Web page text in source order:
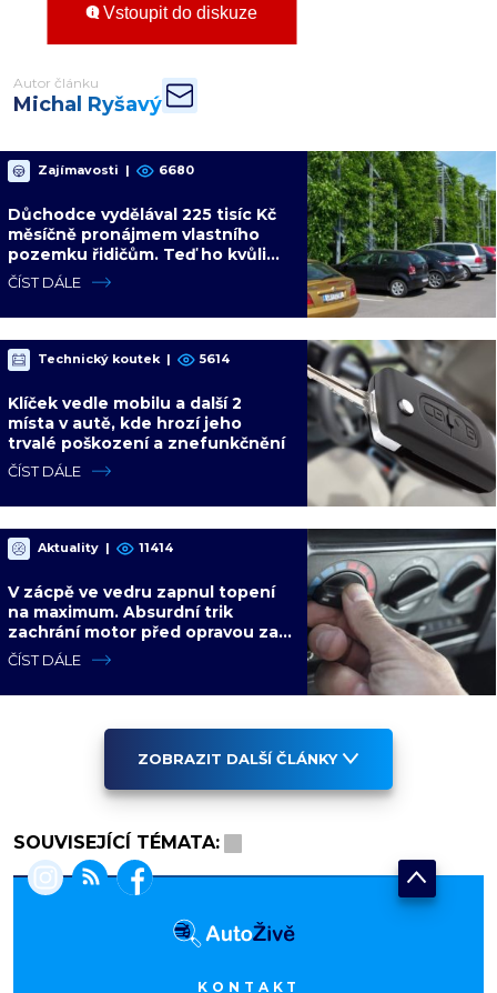
Vstoupit do diskuze
Autor článku
Michal Ryšavý
Zajímavosti | 6680
Důchodce vydělával 225 tisíc Kč
měsíčně pronájmem vlastního
pozemku řidičům. Teď ho kvůli
tomu čeká soud
ČÍST DÁLE
Technický koutek | 5614
Klíček vedle mobilu a další 2
místa v autě, kde hrozí jeho
trvalé poškození a znefunkčnění
ČÍST DÁLE
Aktuality | 11414
V zácpě ve vedru zapnul topení
na maximum. Absurdní trik
zachrání motor před opravou za
desítky tisíc
ČÍST DÁLE
ZOBRAZIT DALŠÍ ČLÁNKY
SOUVISEJÍCÍ TÉMATA:
KONTAKT